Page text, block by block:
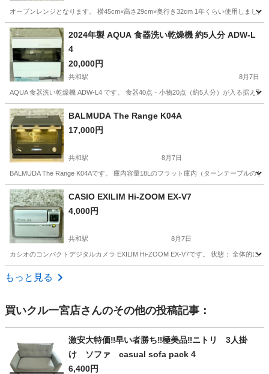
オーブンレンジとなります。 横45cm×高さ29cm×奥行き32cm 1年くらい使用しまし
愛知 名古屋市 比良駅 キッチン家電
2024年製 AQUA 食器洗い乾燥機 約5人分 ADW-L
4
20,000円
共和駅 8月7日
AQUA 食器洗い乾燥機 ADW-L4 です。 食器40点・小物20点（約5人分）が入る据え
愛知 大府市
BALMUDA The Range K04A
17,000円
共和駅 8月7日
BALMUDA The Range K04Aです。 庫内容量18Lのフラット庫内（ターンテーブルの
愛知 大府市
CASIO EXILIM Hi-ZOOM EX-V7
4,000円
共和駅 8月7日
カシオのコンパクトデジタルカメラ EXILIM Hi-ZOOM EX-V7です。 状態： 全体的に
愛知 大府市
もっと見る
買いクル一宮店さんのその他の投稿記事：
激安大特価‼️早い者勝ち‼️極美品‼️ニトリ 3人掛
け ソファ casual sofa pack 4
6,400円